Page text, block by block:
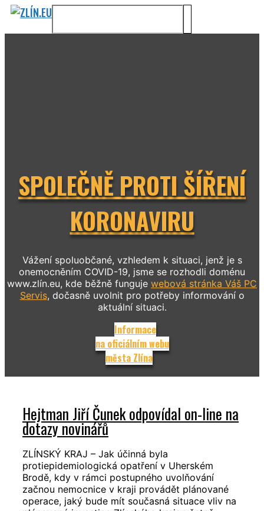
Přeskočit
obsah
MENU
SPOLEČNĚ PROTI ŠÍŘENÍ
KORONAVIRU
Vážení spoluobčané, vzhledem k situaci, jenž je s
onemocněním COVID-19, jsme se rozhodli doménu
www.zlín.eu, kde běžně funguje webová stránka Váš PC
Servis, dočasně uvolnit pro potřeby informování o
aktuální situaci.
Informace
na oficiálním webu
města Zlína
Hejtman Jiří Čunek odpovídal on-line na
dotazy novinářů
ZLÍNSKÝ KRAJ – Jak účinná byla
protiepidemiologická opatření v Uherském
Brodě, kdy v rámci postupného uvolňování
začnou nemocnice v kraji provádět plánované
operace, jaký bude mít současná situace vliv na